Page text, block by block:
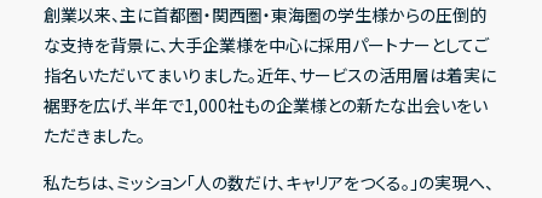
創業以来、主に首都圏・関西圏・東海圏の学生様からの圧倒的
な支持を背景に、大手企業様を中心に採用パートナーとしてご
指名いただいてまいりました。近年、サービスの活用層は着実に
裾野を広げ、半年で1,000社もの企業様との新たな出会いをい
ただきました。
私たちは、ミッション「人の数だけ、キャリアをつくる。」の実現へ、